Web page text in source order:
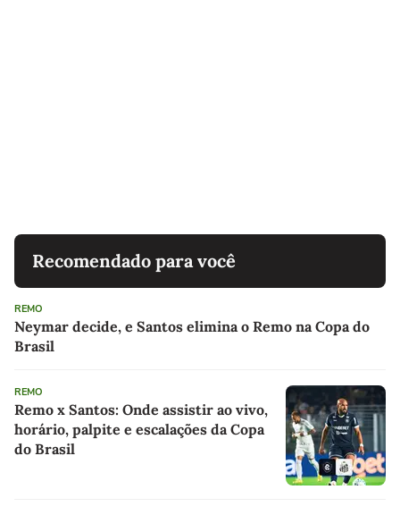
Recomendado para você
REMO
Neymar decide, e Santos elimina o Remo na Copa do
Brasil
REMO
Remo x Santos: Onde assistir ao vivo,
horário, palpite e escalações da Copa
do Brasil